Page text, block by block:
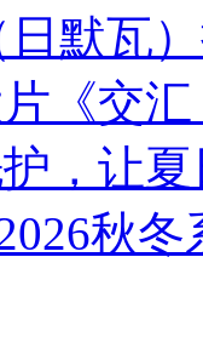
默瓦
《交
，让
秋